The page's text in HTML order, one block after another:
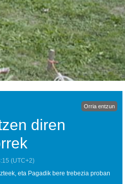
Orria entzun
diren
(UTC+2)
eta Pagadik bere trebezia proban